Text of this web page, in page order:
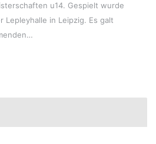
u14. Gespielt wurde
Lepleyhalle in Leipzig. Es galt